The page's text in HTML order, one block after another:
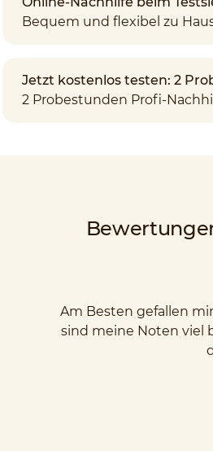
Bequem und flexibel zu
Jetzt kostenlos testen: 2
2 Probestunden Profi-
Am Besten gefallen
sind meine Noten viel